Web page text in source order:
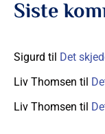
Siste
Sigurd til Det
Liv Thomsen til
Liv Thomsen til